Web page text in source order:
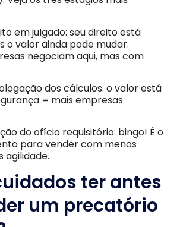
em julgado: seu direito está
o valor ainda pode mudar.
negociam aqui, mas com
dos cálculos: o valor está
= mais empresas
do ofício requisitório: bingo! É o
para vender com menos
agilidade.
ter antes
um precatório